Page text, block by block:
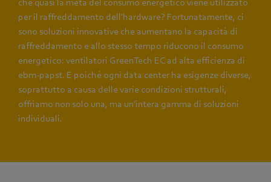
che quasi la metà del consumo energetico viene utilizzato
per il raffreddamento dell'hardware? Fortunatamente, ci
sono soluzioni innovative che aumentano la capacità di
raffreddamento e allo stesso tempo riducono il consumo
energetico: ventilatori GreenTech EC ad alta efficienza di
ebm‑papst. E poiché ogni data center ha esigenze diverse,
soprattutto a causa delle varie condizioni strutturali,
offriamo non solo una, ma un'intera gamma di soluzioni
individuali.